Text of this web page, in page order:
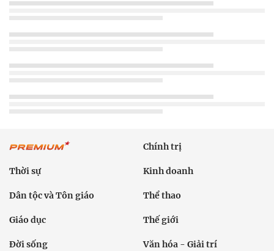
Chính trị
Thời sự Kinh doanh
Dân tộc và Tôn giáo Thể thao
Giáo dục Thế giới
Đời sống Văn hóa - Giải trí